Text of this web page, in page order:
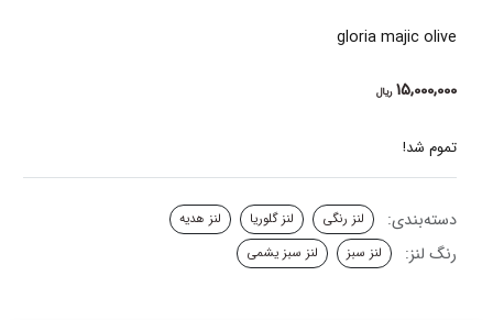
gloria majic olive
15,000,000 ریال
تموم شد!
دسته‌بندی: لنز رنگی لنز گلوریا لنز هدیه
رنگ لنز: لنز سبز لنز سبز یشمی